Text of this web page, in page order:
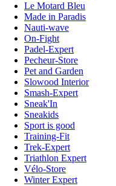
Le Motard Bleu
Made in Paradis
Nauti-wave
On-Fight
Padel-Expert
Pecheur-Store
Pet and Garden
Slowood Interior
Smash-Expert
Sneak'In
Sneakids
Sport is good
Training-Fit
Trek-Expert
Triathlon Expert
Vélo-Store
Winter Expert